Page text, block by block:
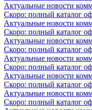
Актуальные новости
Скоро: полный каталог
Актуальные новости
Скоро: полный каталог
Актуальные новости
Скоро: полный каталог
Актуальные новости
Скоро: полный каталог
Актуальные новости
Скоро: полный каталог
Актуальные новости
Скоро: полный каталог